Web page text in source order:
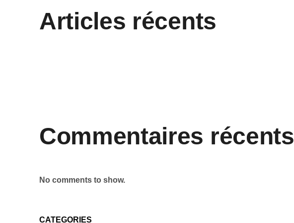
Articles récents
Commentaires récents
No comments to show.
CATEGORIES